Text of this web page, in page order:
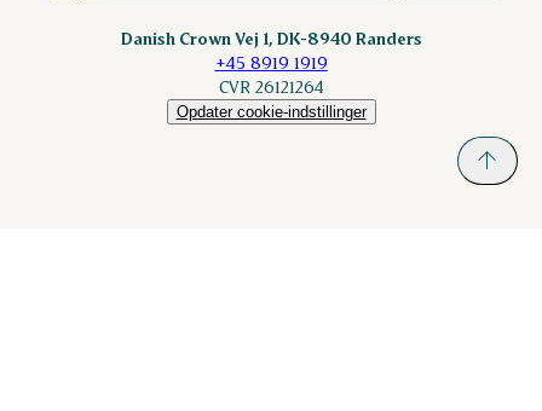
Danish Crown Vej 1, DK-8940 Randers
+45 8919 1919
CVR 26121264
Opdater cookie-indstillinger